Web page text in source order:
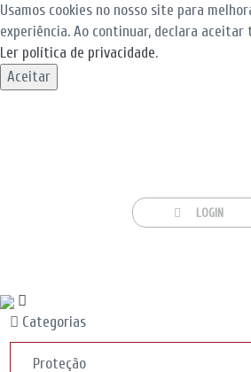
Usamos cookies no nosso site para
experiência. Ao continuar, declara aceitar
Ler política de privacidade.
Aceitar
LOGIN
Categorias
Proteção